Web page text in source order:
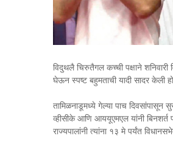
विदुथलै चिरुतैगल कच्ची पक्षाने शनिवारी
घेऊन स्पष्ट बहुमताची यादी सादर केली
तामिळनाडूमध्ये गेल्या पाच
व्हीसीके आणि आययूएमएल यांनी बिनशर्त
राज्यपालांनी त्यांना १३ मे पर्यंत